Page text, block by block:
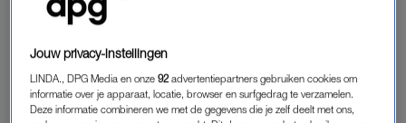
hoogte van het Zuid-Hollandse Monster. Hulpverleners
zee, maar dat mocht niet baten.
Beide dolfijnen overleefden de stranding niet, meldt SOS
Dolfijn.
Jouw privacy-instellingen
LINDA., DPG Media en onze92 advertentiepartners gebruiken cookies om
informatie over je apparaat, locatie, browser en surfgedrag te verzamelen.
Deze informatie combineren we met de gegevens die je zelf deelt met ons,